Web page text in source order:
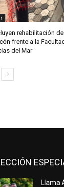
rehabilitación
frente a la
del Mar
Llama